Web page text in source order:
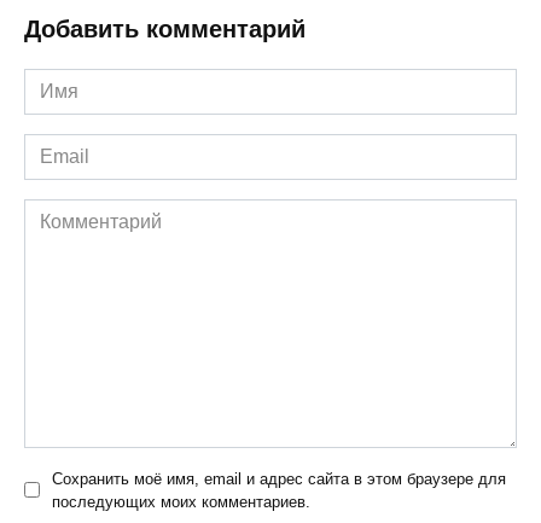
Добавить комментарий
Имя
*
Email
*
Комментарий
Сохранить моё имя, email и адрес сайта в этом браузере для
последующих моих комментариев.